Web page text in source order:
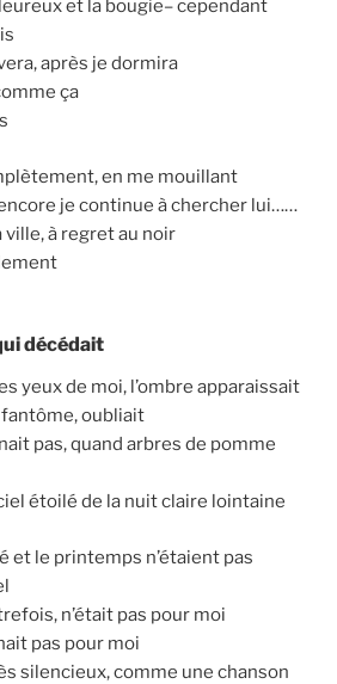
et la bougie– cependant
après je dormira
ça
en me mouillant
je continue à chercher lui……
ville, à regret au noir
décédait
yeux de moi, l’ombre apparaissait
fantôme, oubliait
pas, quand arbres de pomme
étoilé de la nuit claire lointaine
et le printemps n’étaient pas
n’était pas pour moi
pas pour moi
silencieux, comme une chanson